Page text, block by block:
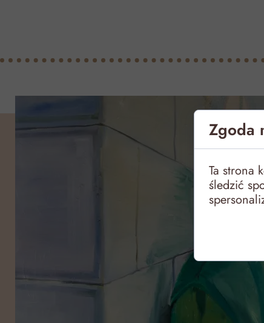
Zgoda
Ta strona
śledzić